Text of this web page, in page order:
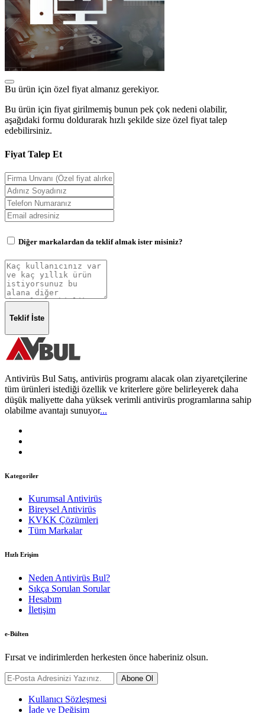
Bu ürün için özel fiyat almanız gerekiyor.
Bu ürün için fiyat girilmemiş bunun pek çok nedeni olabilir,
aşağıdaki formu doldurarak hızlı şekilde size özel fiyat talep
edebilirsiniz.
Fiyat Talep Et
Diğer markalardan da teklif almak ister misiniz?
Teklif İste
Antivirüs Bul Satış, antivirüs programı alacak olan ziyaretçilerine
tüm ürünleri istediği özellik ve kriterlere göre belirleyerek daha
düşük maliyette daha yüksek verimli antivirüs programlarına sahip
olabilme avantajı sunuyor...
Kategoriler
Kurumsal Antivirüs
Bireysel Antivirüs
KVKK Çözümleri
Tüm Markalar
Hızlı Erişim
Neden Antivirüs Bul?
Sıkça Sorulan Sorular
Hesabım
İletişim
e-Bülten
Fırsat ve indirimlerden herkesten önce haberiniz olsun.
Abone Ol
Kullanıcı Sözleşmesi
İade ve Değişim